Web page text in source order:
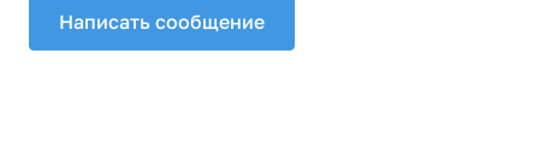
Написать сообщение